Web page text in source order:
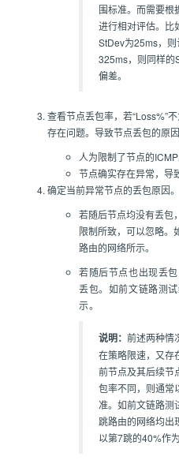
围标准。而需要根
进行相对评估。比
StDev为25ms，
325ms，则同样的
偏差。
查看节点丢包率，若“Loss%”
存在问题。导致节点丢包的原因
人为限制了节点的
节点确实存在异常，导
确定当前异常节点的丢包原因。
若随后节点均没有丢包
限制所致，可以忽略。
路由的网络所示。
若随后节点也出现丢
丢包。如前文链路测
示。
说明： 前述两种情
在策略限速，又存
前节点及其后续节
包率不同，则通常
准。如前文链路测
跳路由的网络均出
以第7跳的40%作为